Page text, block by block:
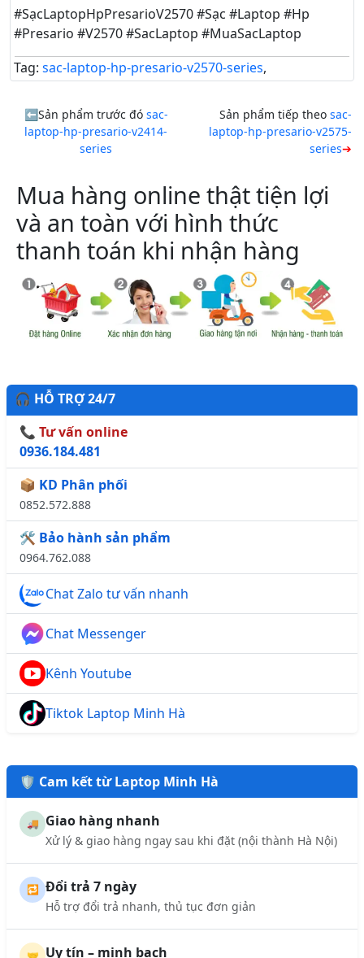
#SạcLaptopHpPresarioV2570 #Sạc #Laptop #Hp
#Presario #V2570 #SacLaptop #MuaSacLaptop
Tag: sac-laptop-hp-presario-v2570-series,
Sản phẩm trước đó sac-
laptop-hp-presario-v2414-
series
Sản phẩm tiếp theo sac-
laptop-hp-presario-v2575-
series
Mua hàng online thật tiện lợi
và an toàn với hình thức
thanh toán khi nhận hàng
🎧 HỖ TRỢ 24/7
📞 Tư vấn online
0936.184.481
📦 KD Phân phối
0852.572.888
🛠️ Bảo hành sản phẩm
0964.762.088
Chat Zalo tư vấn nhanh
Chat Messenger
Kênh Youtube
Tiktok Laptop Minh Hà
🛡️ Cam kết từ Laptop Minh Hà
🚚 Giao hàng nhanh
Xử lý & giao hàng ngay sau khi đặt (nội thành Hà Nội)
🔁 Đổi trả 7 ngày
Hỗ trợ đổi trả nhanh, thủ tục đơn giản
Uy tín – minh bạch